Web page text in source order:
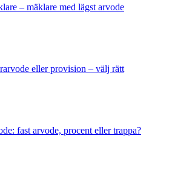
– mäklare med lägst arvode
eller provision – välj rätt
fast arvode, procent eller trappa?